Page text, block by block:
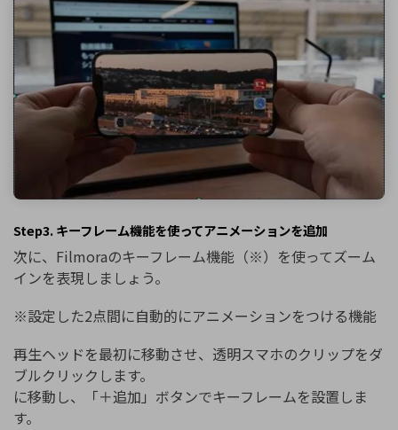
Step3. キーフレーム機能を使ってアニメーションを追加
次に、Filmoraのキーフレーム機能（※）を使ってズーム
インを表現しましょう。
※設定した2点間に自動的にアニメーションをつける機能
再生ヘッドを最初に移動させ、透明スマホのクリップをダ
ブルクリックします。
に移動し、「＋追加」ボタンでキーフレームを設置しま
す。